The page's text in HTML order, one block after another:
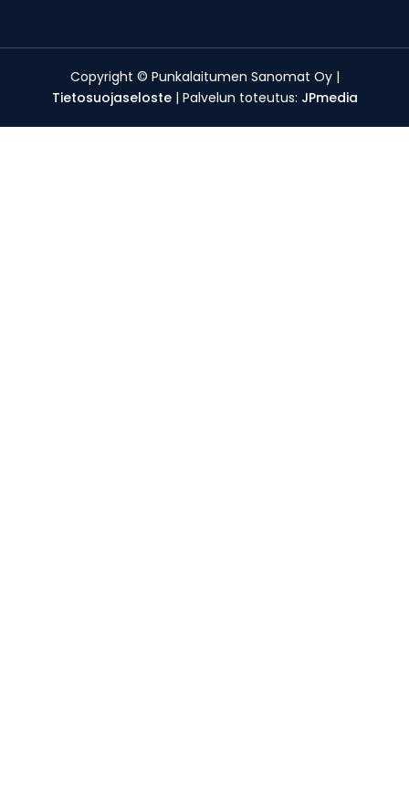
Copyright © Punkalaitumen Sanomat Oy |
Tietosuojaseloste| Palvelun toteutus: JPmedia